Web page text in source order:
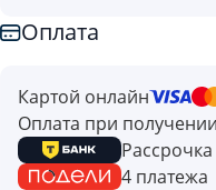
Оплата
Картой онлайн
Оплата при получении
Рассрочка
4 платежа